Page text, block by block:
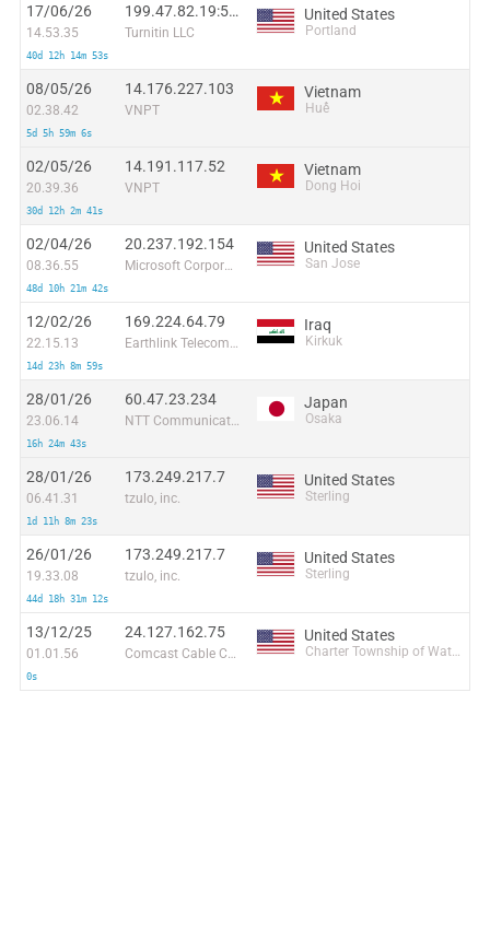
17/06/26
14.53.35
40d 12h 14m 53s
199.47.82.19:50826
Turnitin LLC
United States
Portland
08/05/26
02.38.42
5d 5h 59m 6s
14.176.227.103
VNPT
Vietnam
Huế
02/05/26
20.39.36
30d 12h 2m 41s
14.191.117.52
VNPT
Vietnam
Dong Hoi
02/04/26
08.36.55
48d 10h 21m 42s
20.237.192.154
Microsoft Corporation
United States
San Jose
12/02/26
22.15.13
14d 23h 8m 59s
169.224.64.79
Earthlink Telecommunications Equipment Trading & Services DMCC
Iraq
Kirkuk
28/01/26
23.06.14
16h 24m 43s
60.47.23.234
NTT Communications Corporation
Japan
Osaka
28/01/26
06.41.31
1d 11h 8m 23s
173.249.217.7
tzulo, inc.
United States
Sterling
26/01/26
19.33.08
44d 18h 31m 12s
173.249.217.7
tzulo, inc.
United States
Sterling
13/12/25
01.01.56
0s
24.127.162.75
Comcast Cable Communications, LLC
United States
Charter Township of Waterford